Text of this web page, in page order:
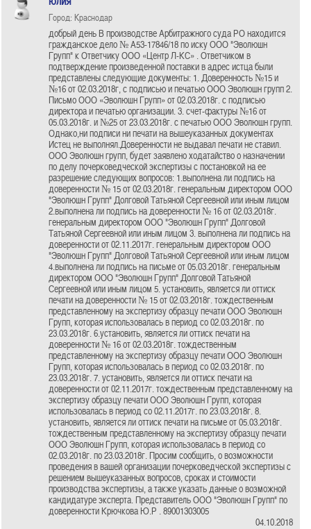
Город: Краснодар
добрый день В производстве Арбитражного суда РО находится
гражданское дело № А53-17846/18 по иску ООО "Эволюшн
Групп" к Ответчику ООО «Центр Л-КС» . Ответчиком в
подтверждение произведенной поставки в адрес истца были
представлены следующие документы: 1. Доверенность №15 и
№16 от 02.03.2018г, с подписью и печатью ООО Эволюшн групп 2.
Письмо ООО «Эволюшн Групп» от 02.03.2018г. с подписью
директора и печатью организации. 3. счет-фактуры №16 от
05.03.2018г. и №25 от 23.03.2018г. с печатью ООО Эволюшн групп.
Однако,ни подписи ни печати на вышеуказанных документах
Истец не выполнял.Доверенности не выдавал печати не ставил.
ООО Эволюшн групп, будет заявлено ходатайство о назначении
по делу почерковедческой экспертизы с постановкой на ее
разрешение следующих вопросов: 1.выполнена ли подпись на
доверенности № 15 от 02.03.2018г. генеральным директором ООО
"Эволюшн Групп" Долговой Татьяной Сергеевной или иным лицом
2.выполнена ли подпись на доверенности № 16 от 02.03.2018г.
генеральным директором ООО "Эволюшн Групп" Долговой
Татьяной Сергеевной или иным лицом 3. выполнена ли подпись на
доверенности от 02.11.2017г. генеральным директором ООО
"Эволюшн Групп" Долговой Татьяной Сергеевной или иным лицом
4.выполнена ли подпись на письме от 05.03.2018г. генеральным
директором ООО "Эволюшн Групп" Долговой Татьяной
Сергеевной или иным лицом 5. установить, является ли оттиск
печати на доверенности № 15 от 02.03.2018г. тождественным
представленному на экспертизу образцу печати ООО Эволюшн
Групп, которая использовалась в период со 02.03.2018г. по
23.03.2018г. 6.установить, является ли оттиск печати на
доверенности № 16 от 02.03.2018г. тождественным
представленному на экспертизу образцу печати ООО Эволюшн
Групп, которая использовалась в период со 02.03.2018г. по
23.03.2018г. 7. установить, является ли оттиск печати на
доверенности от 02.11.2017г. тождественным представленному на
экспертизу образцу печати ООО Эволюшн Групп, которая
использовалась в период со 02.11.2017г. по 23.03.2018г. 8.
установить, является ли оттиск печати на письме от 05.03.2018г.
тождественным представленному на экспертизу образцу печати
ООО Эволюшн Групп, которая использовалась в период со
02.03.2018г. по 23.03.2018г. Просим сообщить, о возможности
проведения в вашей организации почерковедческой экспертизы с
решением вышеуказанных вопросов, сроках и стоимости
производства экспертизы, а также указать данные о возможной
кандидатуре эксперта. Представитель ООО "Эволюшн Групп" по
доверенности Крючкова Ю.Р . 89001303005
04.10.2018